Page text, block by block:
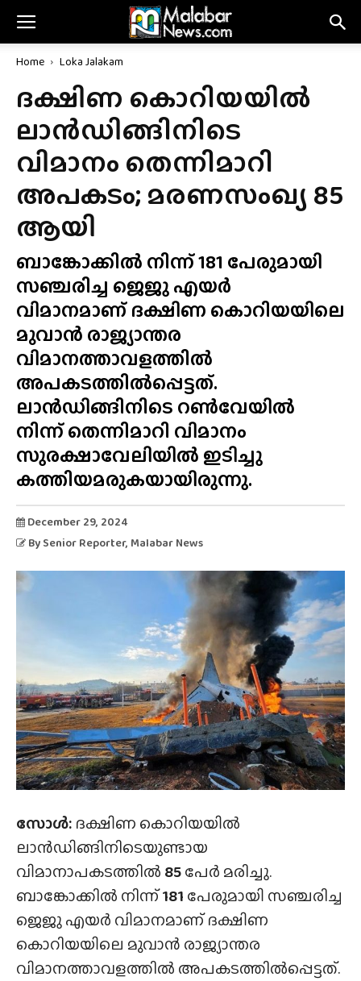
Home Loka Jalakam
ദക്ഷിണ കൊറിയയിൽ
ലാൻഡിങ്ങിനിടെ
വിമാനം തെന്നിമാറി
അപകടം; മരണസംഖ്യ 85
ആയി
ബാങ്കോക്കിൽ നിന്ന് 181 പേരുമായി
സഞ്ചരിച്ച ജെജു എയർ
വിമാനമാണ് ദക്ഷിണ കൊറിയയിലെ
മുവാൻ രാജ്യാന്തര
വിമാനത്താവളത്തിൽ
അപകടത്തിൽപ്പെട്ടത്.
ലാൻഡിങ്ങിനിടെ റൺവേയിൽ
നിന്ന് തെന്നിമാറി വിമാനം
സുരക്ഷാവേലിയിൽ ഇടിച്ചു
കത്തിയമരുകയായിരുന്നു.
December 29, 2024
By Senior Reporter, Malabar News
സോൾ: ദക്ഷിണ കൊറിയയിൽ
ലാൻഡിങ്ങിനിടെയുണ്ടായ
വിമാനാപകടത്തിൽ 85പേർ മരിച്ചു.
ബാങ്കോക്കിൽ നിന്ന്181 പേരുമായി സഞ്ചരിച്ച
ജെജു എയർ വിമാനമാണ് ദക്ഷിണ
കൊറിയയിലെ മുവാൻ രാജ്യാന്തര
വിമാനത്താവളത്തിൽ അപകടത്തിൽപ്പെട്ടത്.